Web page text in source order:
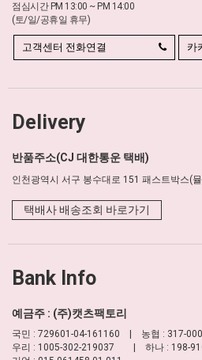
점심시간 PM 13:00 ~ PM 14:00
(토/일/공휴일 휴무)
고객센터 전화연결 카
Delivery
반품주소(CJ 대한통운 택배)
인천광역시 서구 봉수대로 151 패스트박스(
택배사 배송조회 바로가기
Bank Info
예금주 : (주)캣츠팩토리
국민 : 729601-04-161160 | 농협 : 317-
우리 : 1005-302-219037 | 하나 : 198-